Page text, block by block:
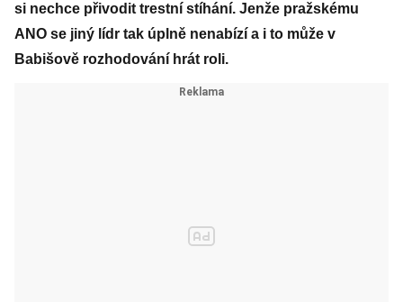
si nechce přivodit trestní stíhání. Jenže pražskému
ANO se jiný lídr tak úplně nenabízí a i to může v
Babišově rozhodování hrát roli.